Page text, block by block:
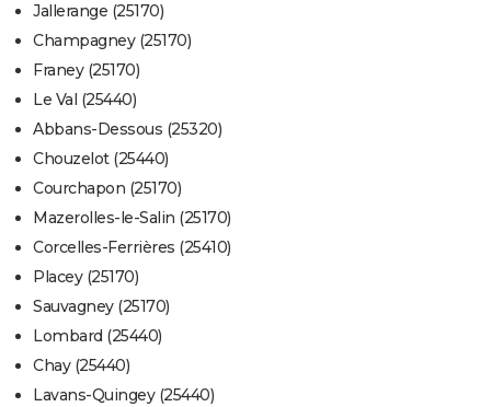
Jallerange (25170)
Champagney (25170)
Franey (25170)
Le Val (25440)
Abbans-Dessous (25320)
Chouzelot (25440)
Courchapon (25170)
Mazerolles-le-Salin (25170)
Corcelles-Ferrières (25410)
Placey (25170)
Sauvagney (25170)
Lombard (25440)
Chay (25440)
Lavans-Quingey (25440)